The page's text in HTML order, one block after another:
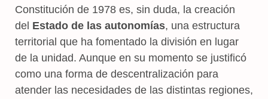
Constitución de 1978 es, sin duda, la creación
del Estado de las autonomías, una estructura
territorial que ha fomentado la división en lugar
de la unidad. Aunque en su momento se justificó
como una forma de descentralización para
atender las necesidades de las distintas regiones,